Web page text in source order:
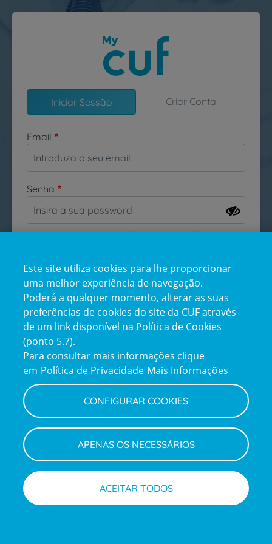
Passar para o conteúdo principal
Iniciar Sessão Criar Conta
Email
Senha
Esqueceu-se da sua password?
Inicie sessão com a Apple
Centro de Apoio ao Cliente | Política de Privacidade e Cookies
Este site utiliza cookies para lhe proporcionar
uma melhor experiência de navegação.
Poderá a qualquer momento, alterar as suas
preferências de cookies do site da CUF através
de um link disponível na Política de Cookies
(ponto 5.7).
Para consultar mais informações clique
em Política de Privacidade Mais Informações
CONFIGURAR COOKIES
APENAS OS NECESSÁRIOS
ACEITAR TODOS